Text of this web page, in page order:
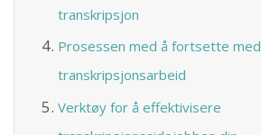
transkripsjon
Prosessen med å fortsette med
transkripsjonsarbeid
Verktøy for å effektivisere